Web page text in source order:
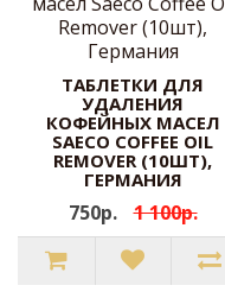
ТАБЛЕТКИ ДЛЯ
УДАЛЕНИЯ
КОФЕЙНЫХ МАСЕЛ
SAECO COFFEE OIL
REMOVER (10ШТ),
ГЕРМАНИЯ
750р. 1 100р.